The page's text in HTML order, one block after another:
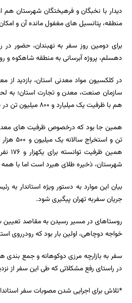
دیدار با نخبگان و فرهیختگان شهرستان
منطقه، پتانسیل های مغفول مانده آن و امکان بهره مندی
برای دومین روز سفر به نهبندان، حضور
دهسلم، پروژه آبرسانی به منطقه شاهکوه و
در کلکسیون مواد معدنی استان،
سازمان صنعت، معدن و تجارت استان؛ به
هم با ظرفیت یک میلیارد و ۸۰۰میلیون تن در
همین جا بود که درخصوص ظرفیت های
تن و استخراج سالانه یک میلیون و ۵۰۰هزار
همین ظرفیت توانسته برای یکهزار و ۱۷۶
شهرستان، ذخیره طلای هیرد است اما با همه
بیان این موارد به دستور ویژه استاندار
جریان سفربه تهران پیگیری شود.
روستاهای در مسیر رسیدن به مقاصد تعیین
خواجه دوچاهی، اولین بار بود که رودرروی
سفر بهبازارچه مرزی دوکوهانه و جمع
در راستای رفع مشکلاتی که طی این سفر از
*تلاش برای اجرایی شدن مصوبات سفر